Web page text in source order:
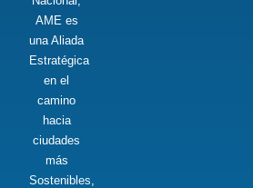
AME es
una Aliada
Estratégica
en el
camino
hacia
ciudades
más
Sostenibles,